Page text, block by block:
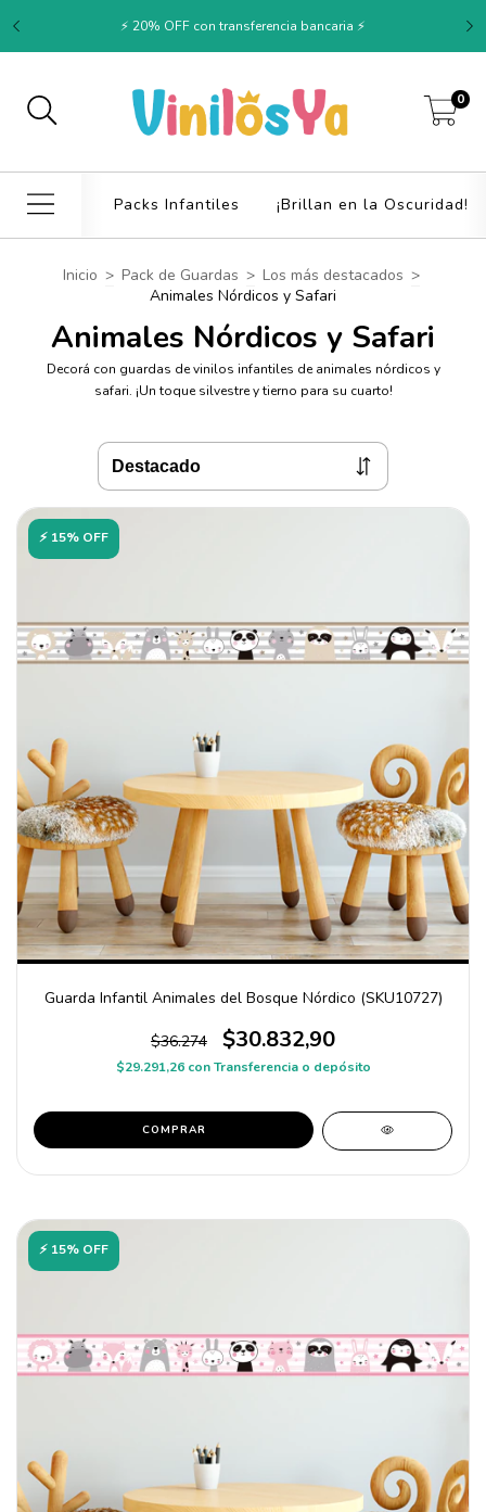
⚡ 20% OFF con transferencia bancaria ⚡
0
Packs Infantiles ¡Brillan en la Oscuridad!
Inicio > Pack de Guardas > Los más destacados >
Animales Nórdicos y Safari
Animales Nórdicos y Safari
Decorá con guardas de vinilos infantiles de animales nórdicos y
safari. ¡Un toque silvestre y tierno para su cuarto!
⚡ 15% OFF
Guarda Infantil Animales del Bosque Nórdico (SKU10727)
$36.274 $30.832,90
$29.291,26 con Transferencia o depósito
COMPRAR
⚡ 15% OFF